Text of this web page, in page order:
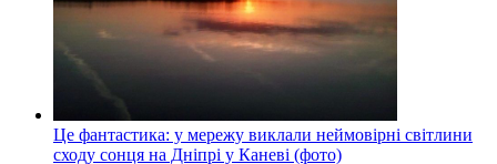
Це фантастика: у мережу виклали неймовірні світлини
сходу сонця на Дніпрі у Каневі (фото)